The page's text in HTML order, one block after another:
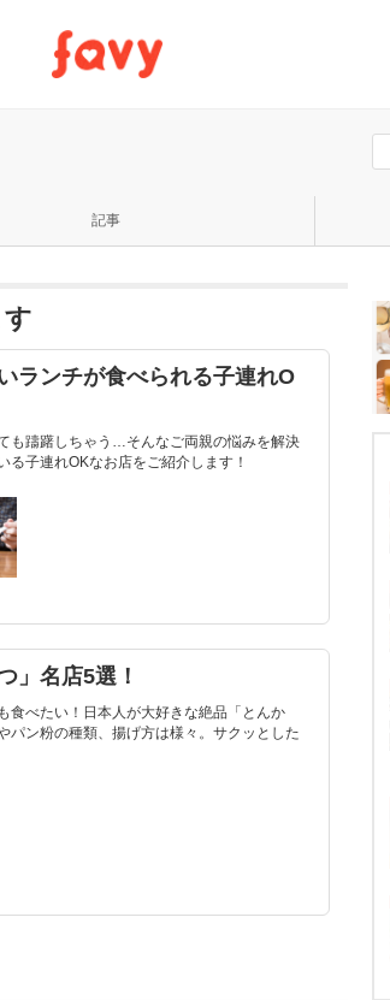
記事
ランチが食べられる子連れO
も躊躇しちゃう…そんなご両親の悩みを解決
子連れOKなお店をご紹介します！
」名店5選！
食べたい！日本人が大好きな絶品「とんか
パン粉の種類、揚げ方は様々。サクッとした